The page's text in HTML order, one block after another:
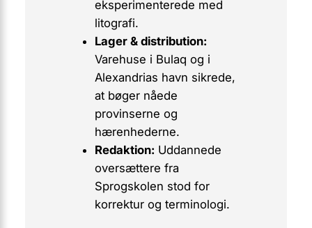
eksperimenterede med
litografi.
Lager & distribution:
Varehuse i Bulaq og i
Alexandrias havn sikrede,
at bøger nåede
provinserne og
hærenhederne.
Redaktion: Uddannede
oversættere fra
Sprogskolen stod for
korrektur og terminologi.